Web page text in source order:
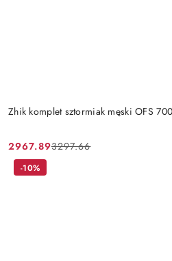
Zhik komplet sztormiak męski OFS
Cena
promocyjna:
2967.89
Cena
przed
3297.66
-10%